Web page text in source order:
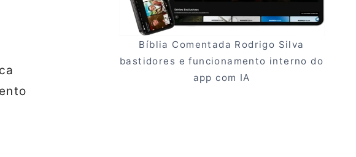
Bíblia Comentada Rodrigo Silva
bastidores e funcionamento interno do
app com IA